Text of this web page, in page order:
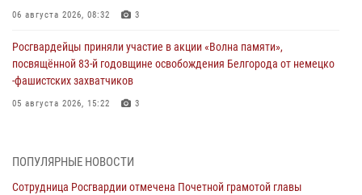
06 августа 2026, 08:32 3
Росгвардейцы приняли участие в акции «Волна памяти»,
посвящённой 83‑й годовщине освобождения Белгорода от немецко
‑фашистских захватчиков
05 августа 2026, 15:22 3
ПОПУЛЯРНЫЕ НОВОСТИ
Сотрудница Росгвардии отмечена Почетной грамотой главы